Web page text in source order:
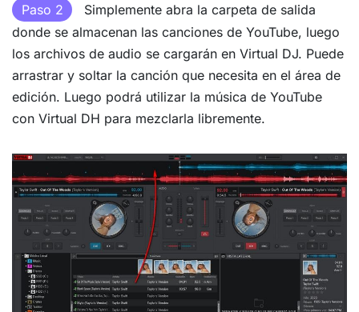
Paso 2
Simplemente abra la carpeta de salida
donde se almacenan las canciones de YouTube, luego
los archivos de audio se cargarán en Virtual DJ. Puede
arrastrar y soltar la canción que necesita en el área de
edición. Luego podrá utilizar la música de YouTube
con Virtual DH para mezclarla libremente.